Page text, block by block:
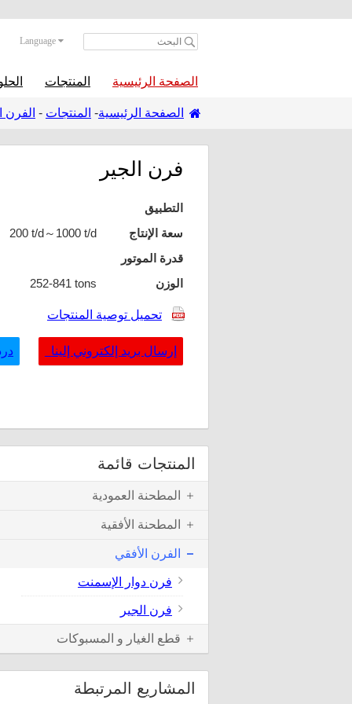
الصفحة الرئيسية المنتجات
Language
الصفحة الرئيسية المنتجات - الفرن -
فرن الجير
التطبيق
200 t/d～1000 t/d
سعة الإنتاج
قدرة الموتور
252-841 tons
الوزن
تحميل توصية المنتجات
إرسال بريد إلكتروني إلينا
المنتجات قائمة
المطحنة العمودية
المطحنة الأفقية
الفرن الأفقي
فرن دوار الإسمنت
فرن الجير
قطع الغيار و المسبوكات
المشاريع المرتبطة